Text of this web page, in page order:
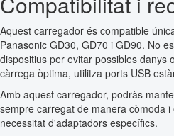
Aquest carregador és compatible
Panasonic GD30, GD70 i GD90. No
dispositius per evitar possibles danys
càrrega òptima, utilitza ports USB
Amb aquest carregador, podràs
sempre carregat de manera còmoda
necessitat d'adaptadors específics.